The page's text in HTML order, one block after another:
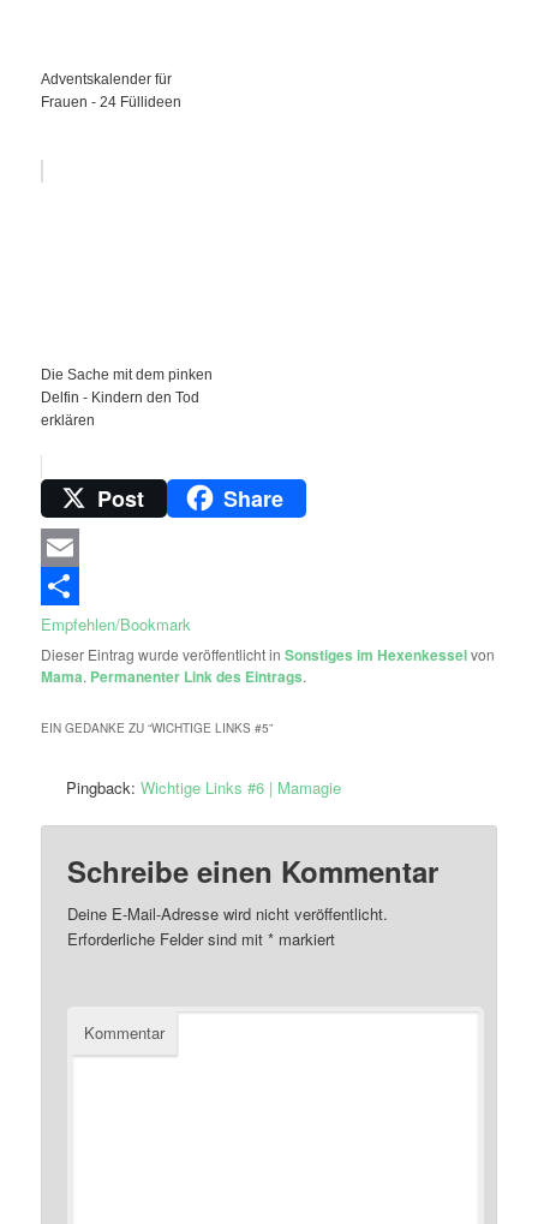
Adventskalender für
Frauen - 24 Füllideen
Die Sache mit dem pinken
Delfin - Kindern den Tod
erklären
Post Share
Email
Empfehlen/Bookmark
Dieser Eintrag wurde veröffentlicht inSonstiges im Hexenkesselvon
Mama. Permanenter Link des Eintrags.
EIN GEDANKE ZU “WICHTIGE LINKS #5”
Pingback:Wichtige Links #6 | Mamagie
Schreibe einen Kommentar
Deine E-Mail-Adresse wird nicht veröffentlicht.
Erforderliche Felder sind mit* markiert
Kommentar